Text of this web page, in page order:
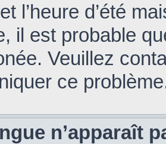
l’heure d’été
il est probable
Veuillez
ce
n’apparaît